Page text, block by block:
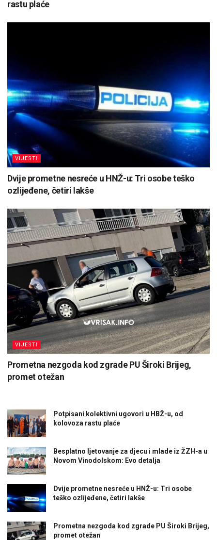
rastu plaće
VIJESTI
Dvije prometne nesreće u HNŽ-u: Tri osobe teško
ozlijeđene, četiri lakše
VIJESTI
Prometna nezgoda kod zgrade PU Široki Brijeg,
promet otežan
Potpisani kolektivni ugovori u HBŽ-u, od
kolovoza rastu plaće
Besplatno ljetovanje za djecu i mlade iz ŽZH-a u
Novom Vinodolskom: Evo detalja
Dvije prometne nesreće u HNŽ-u: Tri osobe
teško ozlijeđene, četiri lakše
Prometna nezgoda kod zgrade PU Široki Brijeg,
promet otežan